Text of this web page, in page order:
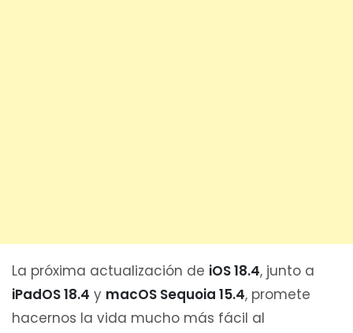
La próxima actualización de iOS 18.4, junto a
iPadOS 18.4 y macOS Sequoia 15.4, promete
hacernos la vida mucho más fácil al